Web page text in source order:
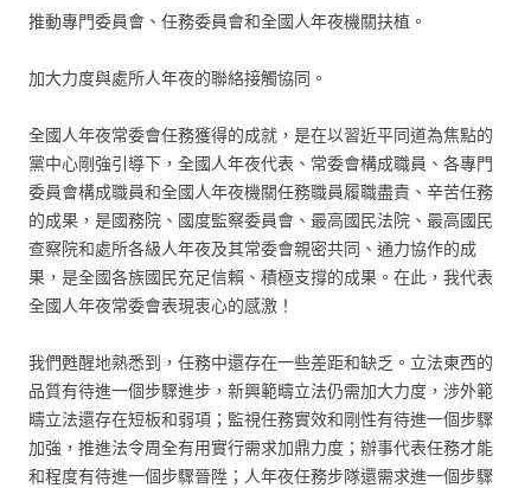
推動專門委員會、任務委員會和全國人年夜機關扶植。
加大力度與處所人年夜的聯絡接觸協同。
全國人年夜常委會任務獲得的成就，是在以習近平同道為焦點的
黨中心剛強引導下，全國人年夜代表、常委會構成職員、各專門
委員會構成職員和全國人年夜機關任務職員履職盡責、辛苦任務
的成果，是國務院、國度監察委員會、最高國民法院、最高國民
查察院和處所各級人年夜及其常委會親密共同、通力協作的成
果，是全國各族國民充足信賴、積極支撐的成果。在此，我代表
全國人年夜常委會表現衷心的感激！
我們甦醒地熟悉到，任務中還存在一些差距和缺乏。立法東西的
品質有待進一個步驟進步，新興範疇立法仍需加大力度，涉外範
疇立法還存在短板和弱項；監視任務實效和剛性有待進一個步驟
加強，推進法令周全有用實行需求加鼎力度；辦事代表任務才能
和程度有待進一個步驟晉陞；人年夜任務步隊還需求進一個步驟